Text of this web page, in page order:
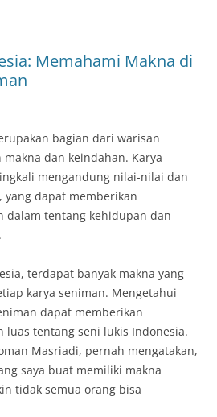
Memahami Makna di
bagian dari warisan
makna dan keindahan. Karya
mengandung nilai-nilai dan
yang dapat memberikan
dalam tentang kehidupan dan
terdapat banyak makna yang
karya seniman. Mengetahui
dapat memberikan
luas tentang seni lukis Indonesia.
Masriadi, pernah mengatakan,
saya buat memiliki makna
tidak semua orang bisa